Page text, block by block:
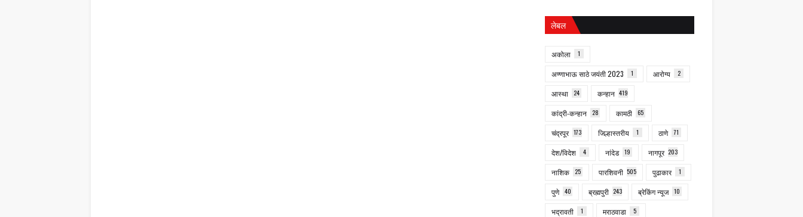
लेबल
अकोला 1
अण्णाभाऊ साठे जयंती 2023 1 आरोग्य 2
आस्था 24 कन्हान 419
कांद्री-कन्हान 28 कामठी 65
चंद्रपूर 173 जिल्हास्तरीय 1 ठाणे 71
देश/विदेश 4 नांदेड 19 नागपूर 203
नाशिक 25 पारशिवनी 505 पुढाकार 1
पुणे 40 ब्रह्मपुरी 243 ब्रेकिंग न्यूज 10
भद्रावती 1 मराठवाडा 5